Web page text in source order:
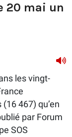
20 mai un
les vingt-
467) qu’en
par Forum
SOS